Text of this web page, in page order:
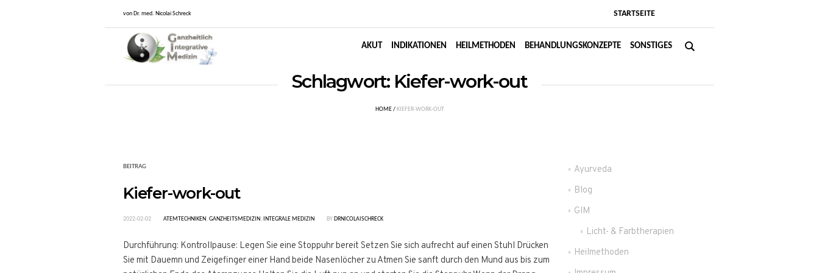
STARTSEITE
von Dr. med. Nicolai Schreck
AKUT INDIKATIONEN HEILMETHODEN BEHANDLUNGSKONZEPTE SONSTIGES
Schlagwort: Kiefer-work-out
HOME / KIEFER-WORK-OUT
BEITRAG
Kiefer-work-out
2022-02-02 ATEMTECHNIKEN, GANZHEITSMEDIZIN, INTEGRALE MEDIZIN BY DRNICOLAISCHRECK
Durchführung: Kontrollpause: Legen Sie eine Stoppuhr bereit Setzen Sie sich aufrecht auf einen Stuhl Drücken
Sie mit Dauemn und Zeigefinger einer Hand beide Nasenlöcher zu Atmen Sie sanft durch den Mund aus bis zum
Ayurveda
Blog
GIM
Licht- & Farbtherapien
Heilmethoden